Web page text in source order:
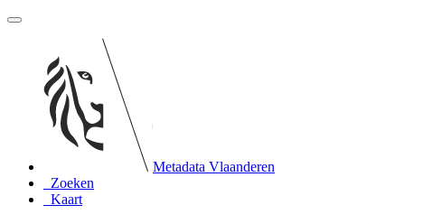
Metadata Vlaanderen
Zoeken
Kaart